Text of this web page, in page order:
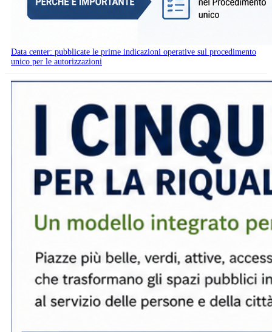
Data center: pubblicate le prime indicazioni operative sul procedimento
unico per le autorizzazioni